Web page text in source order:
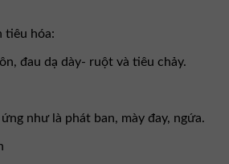
tiêu hóa:
đau dạ dày- ruột và tiêu chảy.
như là phát ban, mày đay, ngứa.